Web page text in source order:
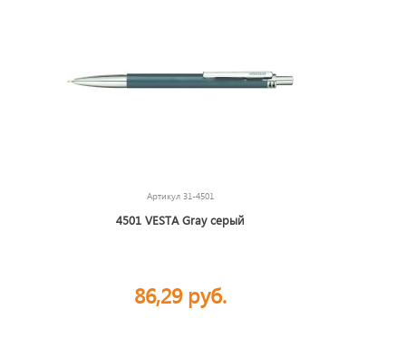
Артикул 31-4501
4501 VESTA Gray серый
86,29 руб.